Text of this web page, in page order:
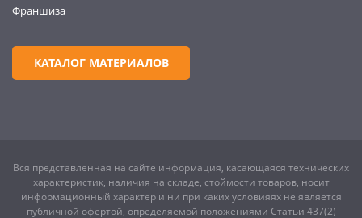
Франшиза
КАТАЛОГ МАТЕРИАЛОВ
Вся представленная на сайте информация, касающаяся технических
характеристик, наличия на складе, стоймости товаров, носит
информационный характер и ни при каких условияях не является
публичной офертой, определяемой положениями Статьи 437(2)